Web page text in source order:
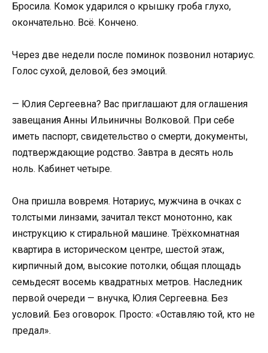
Бросила. Комок ударился о крышку гроба глухо,
окончательно. Всё. Кончено.
Через две недели после поминок позвонил нотариус.
Голос сухой, деловой, без эмоций.
— Юлия Сергеевна? Вас приглашают для оглашения
завещания Анны Ильиничны Волковой. При себе
иметь паспорт, свидетельство о смерти, документы,
подтверждающие родство. Завтра в десять ноль
ноль. Кабинет четыре.
Она пришла вовремя. Нотариус, мужчина в очках с
толстыми линзами, зачитал текст монотонно, как
инструкцию к стиральной машине. Трёхкомнатная
квартира в историческом центре, шестой этаж,
кирпичный дом, высокие потолки, общая площадь
семьдесят восемь квадратных метров. Наследник
первой очереди — внучка, Юлия Сергеевна. Без
условий. Без оговорок. Просто: «Оставляю той, кто не
предал».